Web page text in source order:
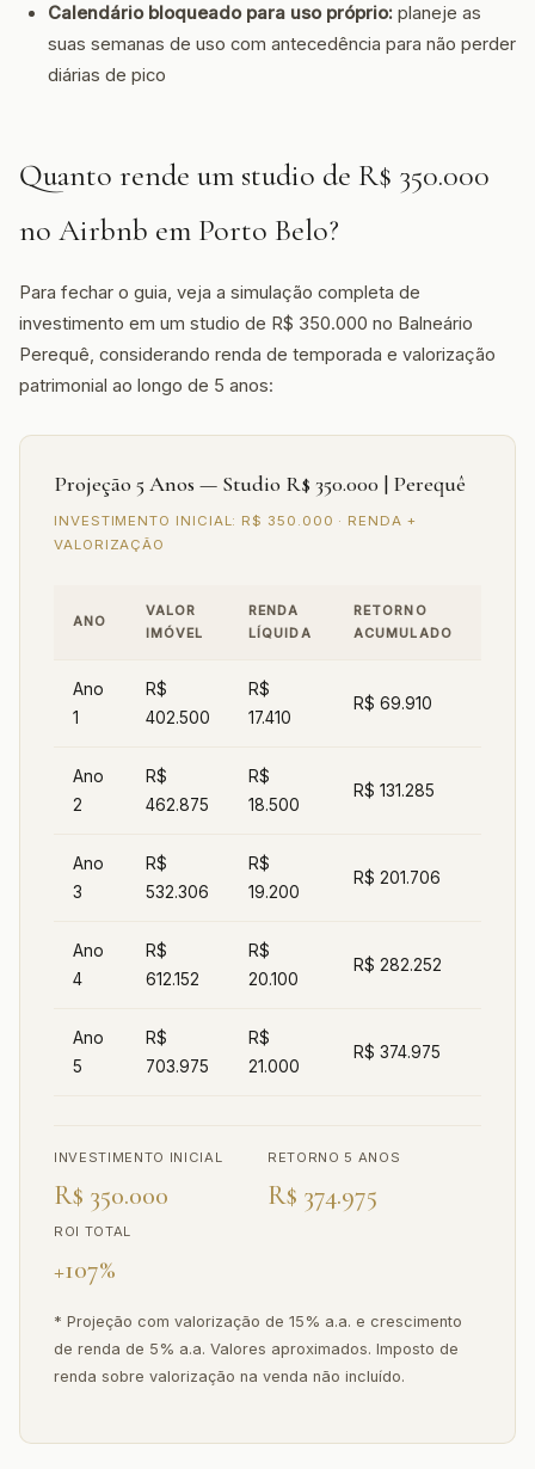
Calendário bloqueado para uso próprio: planeje as
suas semanas de uso com antecedência para não perder
diárias de pico
Quanto rende um studio de R$ 350.000
no Airbnb em Porto Belo?
Para fechar o guia, veja a simulação completa de
investimento em um studio de R$ 350.000 no Balneário
Perequê, considerando renda de temporada e valorização
patrimonial ao longo de 5 anos:
Projeção 5 Anos — Studio R$ 350.000 | Perequê
INVESTIMENTO INICIAL: R$ 350.000 · RENDA +
VALORIZAÇÃO
ANO
VALOR
IMÓVEL
RENDA
LÍQUIDA
RETORNO
ACUMULADO
Ano
1
R$
402.500
R$
17.410
R$ 69.910
Ano
2
R$
462.875
R$
18.500
R$ 131.285
Ano
3
R$
532.306
R$
19.200
R$ 201.706
Ano
4
R$
612.152
R$
20.100
R$ 282.252
Ano
5
R$
703.975
R$
21.000
R$ 374.975
INVESTIMENTO INICIAL
R$ 350.000
RETORNO 5 ANOS
R$ 374.975
ROI TOTAL
+107%
* Projeção com valorização de 15% a.a. e crescimento
de renda de 5% a.a. Valores aproximados. Imposto de
renda sobre valorização na venda não incluído.